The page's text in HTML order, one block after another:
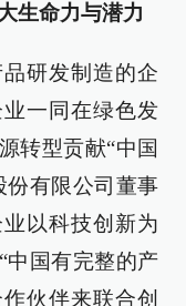
生命力与潜力
研发制造的企
一同在绿色发
转型贡献“中国
份有限公司董事
以科技创新为
中国有完整的产
伙伴来联合创